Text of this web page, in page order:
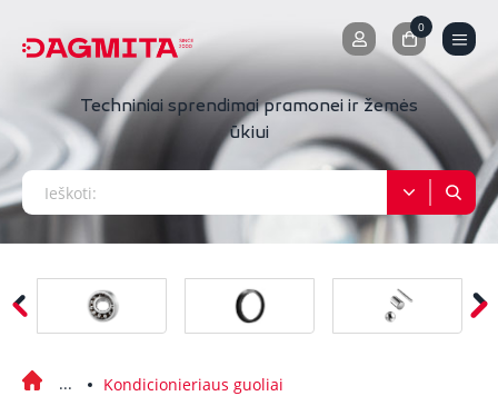
0
0
Techniniai sprendimai pramonei ir žemės
ūkiui
Kondicionieriaus guoliai